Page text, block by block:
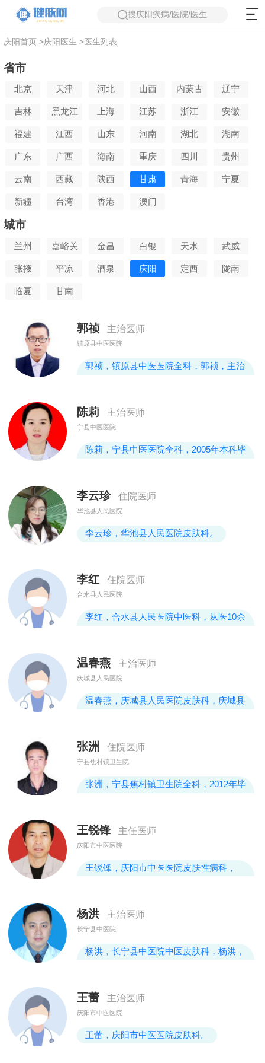
搜庆阳疾病/医院/医生
庆阳首页>庆阳医生 >医生列表
省市
北京 天津 河北 山西 内蒙古 辽宁
吉林 黑龙江 上海 江苏 浙江 安徽
福建 江西 山东 河南 湖北 湖南
广东 广西 海南 重庆 四川 贵州
云南 西藏 陕西 甘肃 青海 宁夏
新疆 台湾 香港 澳门
城市
兰州 嘉峪关 金昌 白银 天水 武威
张掖 平凉 酒泉 庆阳 定西 陇南
临夏 甘南
郭祯 主治医师
镇原县中医医院
郭祯，镇原县中医医院全科，郭祯，主治
科医师规范化培训，2019年取得中级职
称。
陈莉 主治医师
宁县中医医院
陈莉，宁县中医医院全科，2005年本科毕
腺科进修学习，擅长运用中医药治疗乳腺
增生病，乳腺囊肿，浆细胞性乳腺炎，肉
芽肿性乳腺炎，急性乳腺炎，经前乳房疼
李云珍 住院医师
华池县人民医院
李云珍，华池县人民医院皮肤科。
李红 住院医师
合水县人民医院
李红，合水县人民医院中医科，从医10余
好医院、北京首都医科大学附属医院地坛
医院进修学习。
温春燕 主治医师
庆城县人民医院
温春燕，庆城县人民医院皮肤科，庆城县
张洲 住院医师
宁县焦村镇卫生院
张洲，宁县焦村镇卫生院全科，2012年毕
作。2013年7月前往庆阳市人民和宁县第
二人民医院培训全科医生总计一年时间。
2014年7月至2018年11月担任甘肃省庆阳
王锐锋 主任医师
庆阳市中医医院
王锐锋，庆阳市中医医院皮肤性病科，
员会委员。1994年在西安医科大学第一临
床医学院皮肤科进修一年。
杨洪 主治医师
长宁县中医院
杨洪，长宁县中医院中医皮肤科，杨洪，
的诊治
王蕾 主治医师
庆阳市中医医院
王蕾，庆阳市中医医院皮肤科。